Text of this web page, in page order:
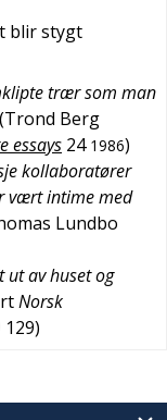
blir stygt
trær som man
(Trond Berg
essays 24 1986)
kollaboratører
vært intime med
Lundbo
ut av huset og
Norsk
129)